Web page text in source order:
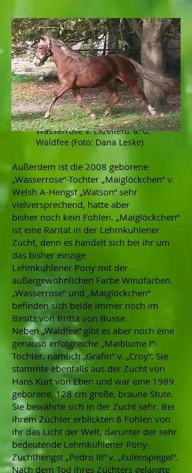
Wasserrose v. Exzellenz a. d.
Waldfee (Foto: Dana Leske)
Außerdem ist die 2008 geborene
„Wasserrose“-Tochter „Maiglöckchen“ v.
Welsh A-Hengst „Watson“ sehr
vielversprechend, hatte aber
bisher noch kein Fohlen. „Maiglöckchen“
ist eine Rarität in der Lehmkuhlener
Zucht, denn es handelt sich bei ihr um
das bisher einzige
Lehmkuhlener Pony mit der
außergewöhnlichen Farbe Windfarben.
„Wasserrose“ und „Maiglöckchen“
befinden sich beide immer noch im
Besitz von Britta von Busse.
Neben „Waldfee“ gibt es aber noch eine
genauso erfolgreiche „Maiblume I“-
Tochter, nämlich „Gräfin“ v. „Croy“. Sie
stammte ebenfalls aus der Zucht von
Hans Kurt von Eben und war eine 1989
geborene, 128 cm große, braune Stute.
Sie bewährte sich in der Zucht sehr. Bei
ihrem Züchter erblickten 6 Fohlen von
ihr das Licht der Welt, darunter der sehr
bedeutende Lehmkuhlener Pony-
Zuchthengst „Pedro III“ v. „Eulenspiegel“.
Nach dem Tod ihres Züchters gelangte